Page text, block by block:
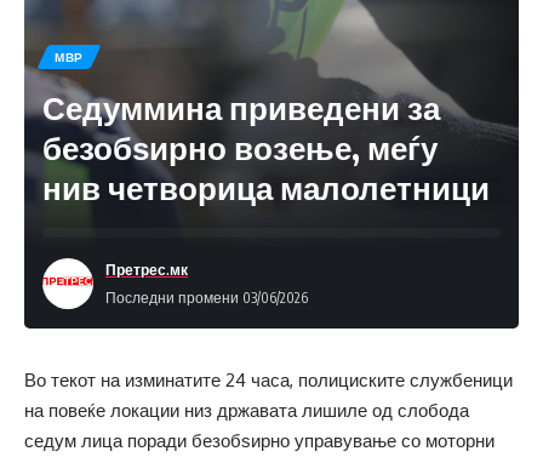
МВР
Седуммина приведени за
безобѕирно возење, меѓу
нив четворица малолетници
Последни промени 03/06/2026
Претрес.мк
Во текот на изминатите 24 часа, полициските службеници
на повеќе локации низ државата лишиле од слобода
седум лица поради безобѕирно управување со моторни